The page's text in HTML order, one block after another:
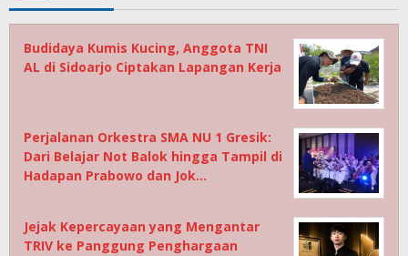
Budidaya Kumis Kucing, Anggota TNI
AL di Sidoarjo Ciptakan Lapangan Kerja
Perjalanan Orkestra SMA NU 1 Gresik:
Dari Belajar Not Balok hingga Tampil di
Hadapan Prabowo dan Jok…
Jejak Kepercayaan yang Mengantar
TRIV ke Panggung Penghargaan